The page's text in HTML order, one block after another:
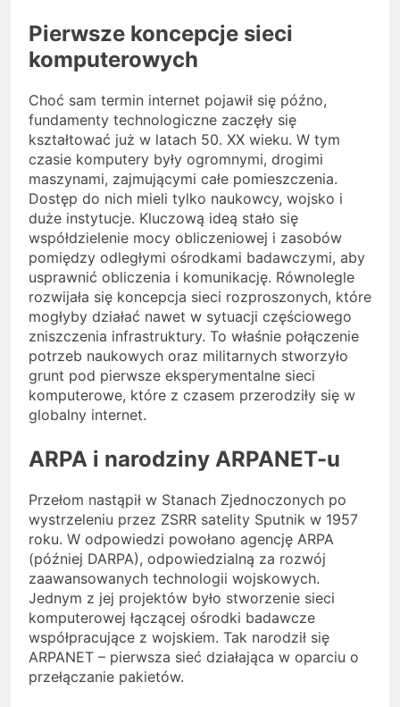
Pierwsze koncepcje sieci
komputerowych
Choć sam termin internet pojawił się późno,
fundamenty technologiczne zaczęły się
kształtować już w latach 50. XX wieku. W tym
czasie komputery były ogromnymi, drogimi
maszynami, zajmującymi całe pomieszczenia.
Dostęp do nich mieli tylko naukowcy, wojsko i
duże instytucje. Kluczową ideą stało się
współdzielenie mocy obliczeniowej i zasobów
pomiędzy odległymi ośrodkami badawczymi, aby
usprawnić obliczenia i komunikację. Równolegle
rozwijała się koncepcja sieci rozproszonych, które
mogłyby działać nawet w sytuacji częściowego
zniszczenia infrastruktury. To właśnie połączenie
potrzeb naukowych oraz militarnych stworzyło
grunt pod pierwsze eksperymentalne sieci
komputerowe, które z czasem przerodziły się w
globalny internet.
ARPA i narodziny ARPANET-u
Przełom nastąpił w Stanach Zjednoczonych po
wystrzeleniu przez ZSRR satelity Sputnik w 1957
roku. W odpowiedzi powołano agencję ARPA
(później DARPA), odpowiedzialną za rozwój
zaawansowanych technologii wojskowych.
Jednym z jej projektów było stworzenie sieci
komputerowej łączącej ośrodki badawcze
współpracujące z wojskiem. Tak narodził się
ARPANET – pierwsza sieć działająca w oparciu o
przełączanie pakietów.